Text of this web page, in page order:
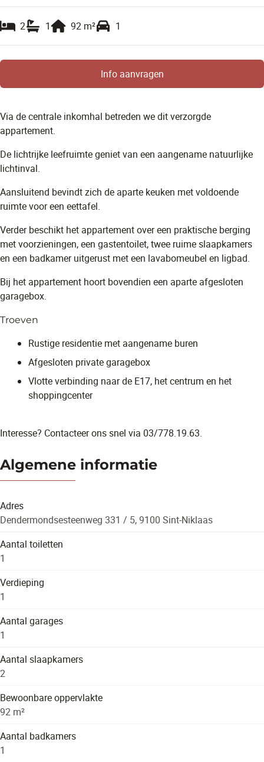
2 1 92 m² 1
Info aanvragen
Via de centrale inkomhal betreden we dit verzorgde
appartement.
De lichtrijke leefruimte geniet van een aangename natuurlijke
lichtinval.
Aansluitend bevindt zich de aparte keuken met voldoende
ruimte voor een eettafel.
Verder beschikt het appartement over een praktische berging
met voorzieningen, een gastentoilet, twee ruime slaapkamers
en een badkamer uitgerust met een lavabomeubel en ligbad.
Bij het appartement hoort bovendien een aparte afgesloten
garagebox.
Troeven
Rustige residentie met aangename buren
Afgesloten private garagebox
Vlotte verbinding naar de E17, het centrum en het
shoppingcenter
Interesse? Contacteer ons snel via 03/778.19.63.
Algemene informatie
Adres
Dendermondsesteenweg 331 / 5, 9100 Sint-Niklaas
Aantal toiletten
1
Verdieping
1
Aantal garages
1
Aantal slaapkamers
2
Bewoonbare oppervlakte
92 m²
Aantal badkamers
1